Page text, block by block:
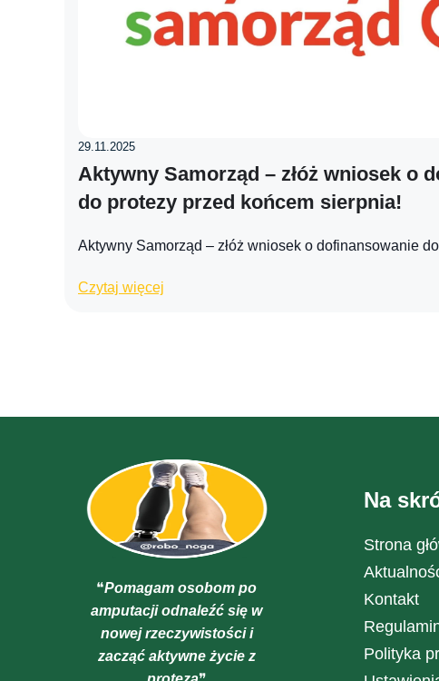
29.11.2025
Aktywny Samorząd – złóż wniosek o
do protezy przed końcem sierpnia!
Aktywny Samorząd – złóż wniosek o dofinansowanie
Czytaj więcej
❝Pomagam osobom po
amputacji odnaleźć się w
nowej rzeczywistości i
zacząć aktywne życie z
Na
Strona
Kontakt
Polityka